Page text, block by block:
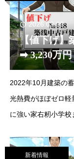
2026.03.22
【値下げ】
➡ 3,230万円
2022年10月建築の
光熱費がほぼゼロ
に強い家右籾小学
新着情報